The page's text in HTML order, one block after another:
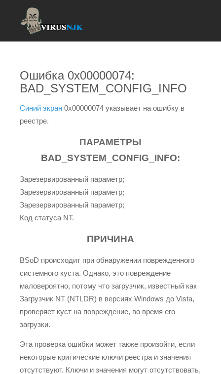
Ошибка 0x00000074:
BAD_SYSTEM_CONFIG_INFO
Синий экран 0x00000074 указывает на ошибку в
реестре.
ПАРАМЕТРЫ
BAD_SYSTEM_CONFIG_INFO:
Зарезервированный параметр;
Зарезервированный параметр;
Зарезервированный параметр;
Код статуса NT.
ПРИЧИНА
BSoD происходит при обнаружении поврежденного
системного куста. Однако, это повреждение
маловероятно, потому что загрузчик, известный как
Загрузчик NT (NTLDR) в версиях Windows до Vista,
проверяет куст на повреждение, во время его
загрузки.
Эта проверка ошибки может также произойти, если
некоторые критические ключи реестра и значения
отсутствуют. Ключи и значения могут отсутствовать,